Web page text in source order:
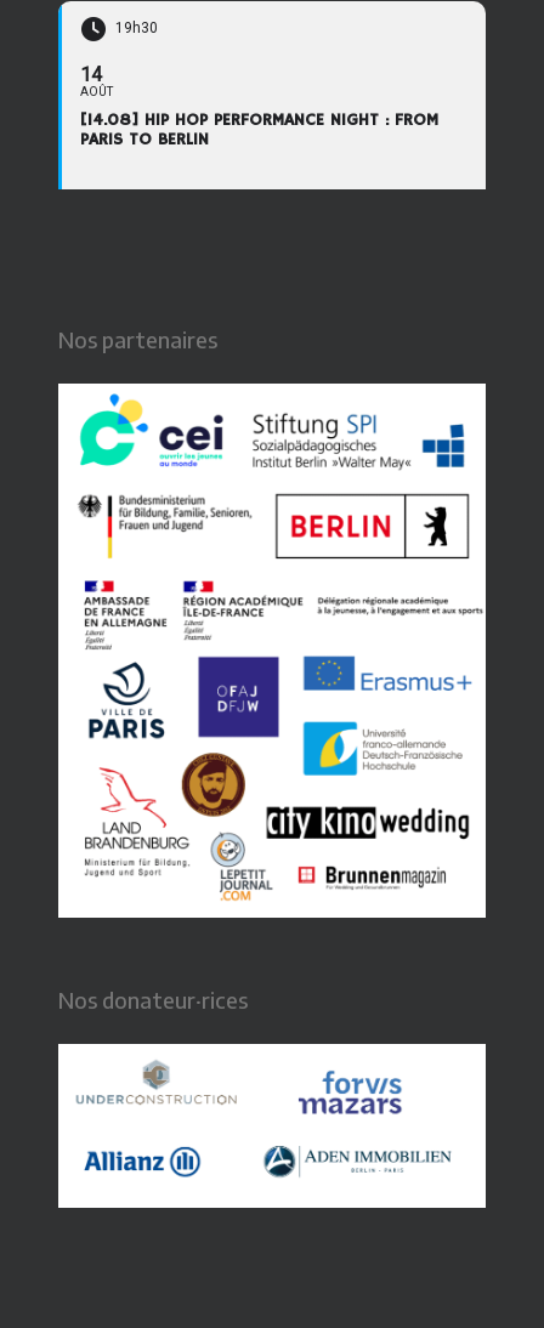
19h30
14
AOÛT
[14.08] HIP HOP PERFORMANCE NIGHT : FROM
PARIS TO BERLIN
Nos partenaires
Nos donateur·rices